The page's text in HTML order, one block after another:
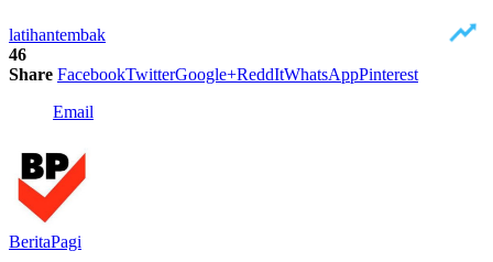
latihantembak
46
Share FacebookTwitterGoogle+ReddItWhatsAppPinterest
Email
BeritaPagi